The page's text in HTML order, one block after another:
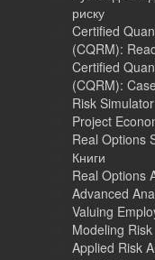
риску
Certified
(CQRM):
Certified
(CQRM):
Risk
Project
Real Options
Книги
Real Options
Advanced
Valuing
Modeling Risk
Applied Risk